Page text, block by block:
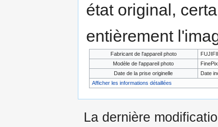
état original,
entièrement
Fabricant de l'appareil photo
Modèle de l'appareil photo
Date de la prise originelle
Date
Afficher les informations détaillées
La dernière